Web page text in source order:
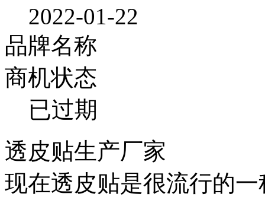
2022-01-22
品牌名称
商机状态
已过期
透皮贴生产厂家
现在透皮贴是很流行的